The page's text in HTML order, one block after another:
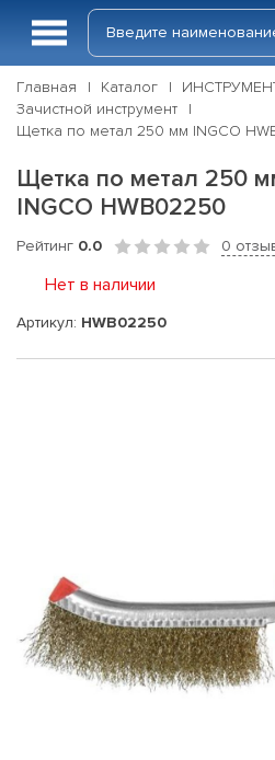
Главная Каталог
Зачистной инструмент
Щетка по метал 250 мм INGCO
Щетка по метал 250
INGCO HWB02250
Рейтинг 0.0 0
Нет в наличии
Артикул: HWB02250